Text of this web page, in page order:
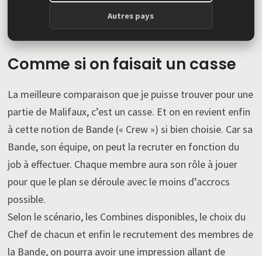
Autres pays
Comme si on faisait un casse
La meilleure comparaison que je puisse trouver pour une
partie de Malifaux, c’est un casse. Et on en revient enfin
à cette notion de Bande (« Crew ») si bien choisie. Car sa
Bande, son équipe, on peut la recruter en fonction du
job à effectuer. Chaque membre aura son rôle à jouer
pour que le plan se déroule avec le moins d’accrocs
possible.
Selon le scénario, les Combines disponibles, le choix du
Chef de chacun et enfin le recrutement des membres de
la Bande, on pourra avoir une impression allant de